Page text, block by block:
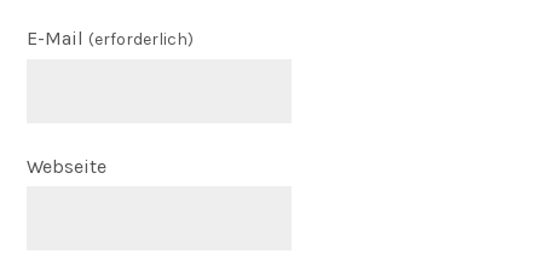
E-Mail (erforderlich)
Webseite